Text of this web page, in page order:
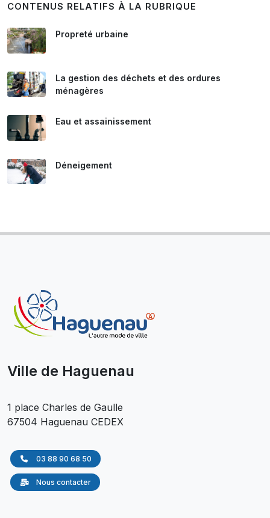
CONTENUS RELATIFS À LA RUBRIQUE
Propreté urbaine
La gestion des déchets et des ordures
ménagères
Eau et assainissement
Déneigement
Ville de Haguenau
1 place Charles de Gaulle
67504 Haguenau CEDEX
03 88 90 68 50
Nous contacter